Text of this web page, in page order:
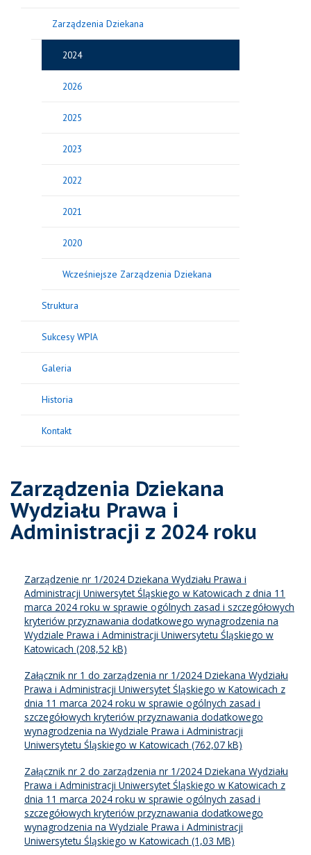
Zarządzenia Dziekana
Wydziału Prawa i
Administracji z 2024 roku
Zarządzenie nr 1/2024 Dziekana Wydziału Prawa i
Administracji Uniwersytet Śląskiego w Katowicach z dnia 11
marca 2024 roku w sprawie ogólnych zasad i szczegółowych
kryteriów przyznawania dodatkowego wynagrodzenia na
Wydziale Prawa i Administracji Uniwersytetu Śląskiego w
Katowicach
Załącznik nr 1 do zarządzenia nr 1/2024 Dziekana Wydziału
Prawa i Administracji Uniwersytet Śląskiego w Katowicach z
dnia 11 marca 2024 roku w sprawie ogólnych zasad i
szczegółowych kryteriów przyznawania dodatkowego
wynagrodzenia na Wydziale Prawa i Administracji
Uniwersytetu Śląskiego w Katowicach
Załącznik nr 2 do zarządzenia nr 1/2024 Dziekana Wydziału
Prawa i Administracji Uniwersytet Śląskiego w Katowicach z
dnia 11 marca 2024 roku w sprawie ogólnych zasad i
szczegółowych kryteriów przyznawania dodatkowego
wynagrodzenia na Wydziale Prawa i Administracji
Uniwersytetu Śląskiego w Katowicach
Zarządzenia Dziekana
2024
2026
2025
2023
2022
2021
2020
Wcześniejsze Zarządzenia Dziekana
Struktura
Sukcesy WPIA
Galeria
Historia
Kontakt